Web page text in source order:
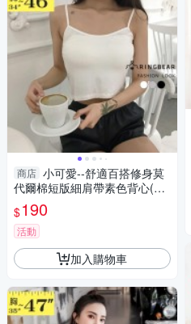
商店 小可愛--舒適百搭修身莫
代爾棉短版細肩帶素色背心(白.
黑.灰L-2L)-U582眼圈熊中大尺
碼
$190
活動
加入購物車